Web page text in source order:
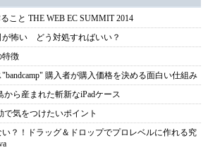
こと THE WEB EC SUMMIT 2014
が怖い どう対処すればいい？
特徴
購入者が購入価格を決める面白い仕組み
ら産まれた斬新なiPadケース
気をつけたいポイント
？！ドラッグ＆ドロップでプロレベルに作れる究